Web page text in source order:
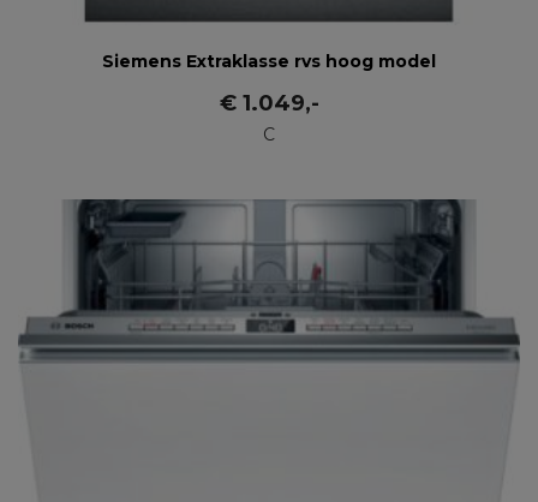
Siemens Extraklasse rvs hoog model
€1.049,-
C